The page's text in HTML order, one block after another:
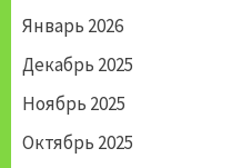
Январь 2026
Декабрь 2025
Ноябрь 2025
Октябрь 2025